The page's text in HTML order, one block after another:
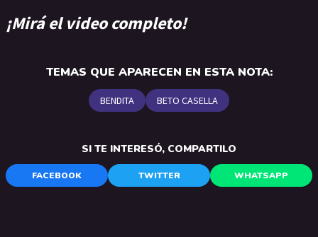
¡Mirá el video completo!
TEMAS QUE APARECEN EN ESTA NOTA:
BENDITA BETO CASELLA
SI TE INTERESÓ, COMPARTILO
FACEBOOK TWITTER WHATSAPP